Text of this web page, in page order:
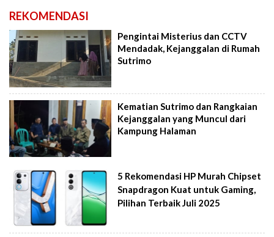
REKOMENDASI
Pengintai Misterius dan CCTV
Mendadak, Kejanggalan di Rumah
Sutrimo
Kematian Sutrimo dan Rangkaian
Kejanggalan yang Muncul dari
Kampung Halaman
5 Rekomendasi HP Murah Chipset
Snapdragon Kuat untuk Gaming,
Pilihan Terbaik Juli 2025